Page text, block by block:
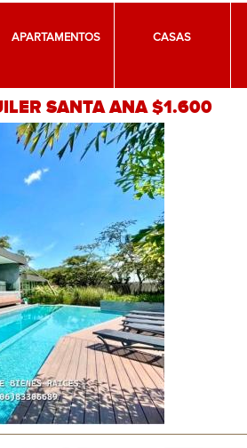
APARTAMENTOS CASAS
SANTA ANA $1.600